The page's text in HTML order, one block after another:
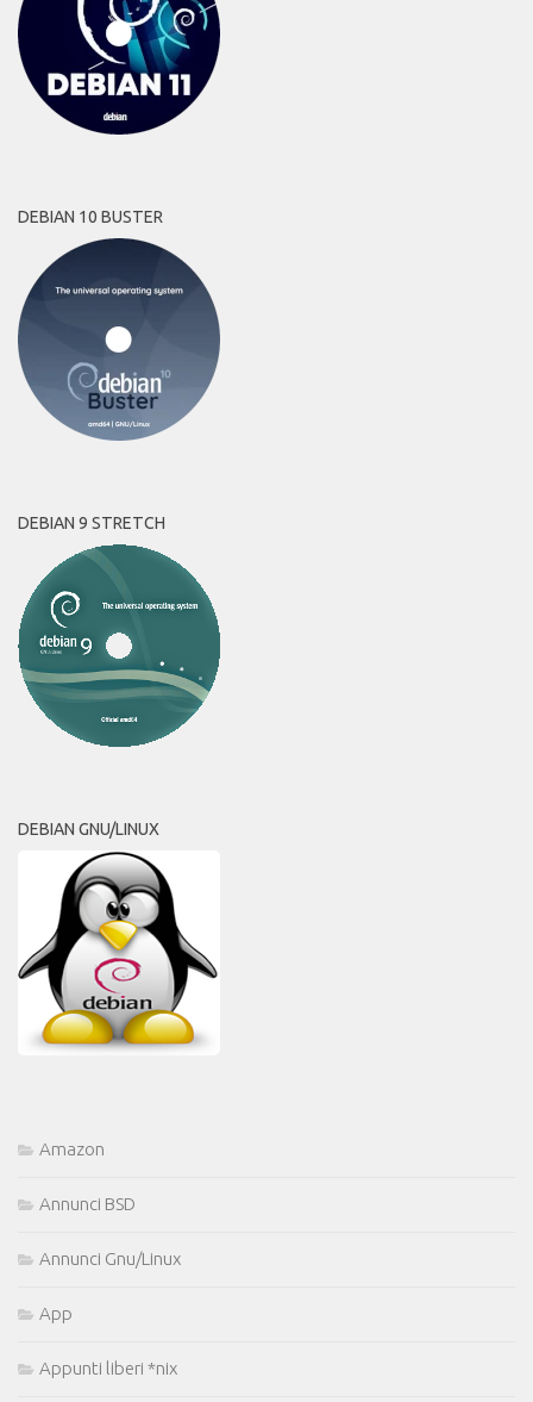
DEBIAN 10 BUSTER
DEBIAN 9 STRETCH
DEBIAN GNU/LINUX
Amazon
Annunci BSD
Annunci Gnu/Linux
App
Appunti liberi *nix